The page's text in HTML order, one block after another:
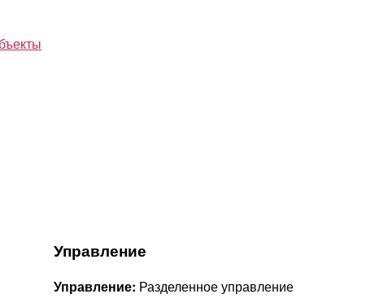
Управление
Управление: Разделенное управление